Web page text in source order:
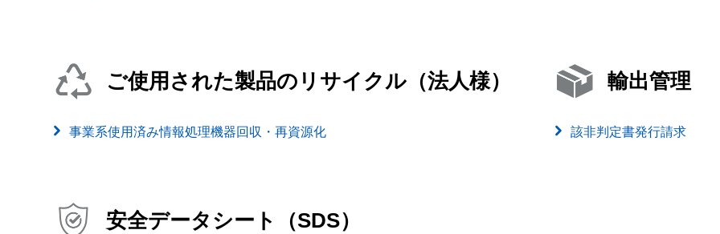
ご使用された製品のリサイクル（法人様）
事業系使用済み情報処理機器回収・再資源化
輸出管理
該非判定書発行請求
安全データシート（SDS）